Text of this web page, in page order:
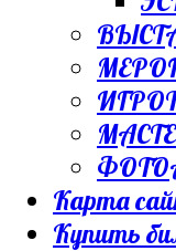
Карта
Купить